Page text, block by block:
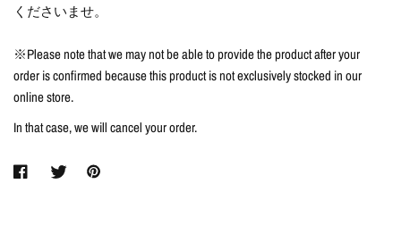
くださいませ。
※Please note that we may not be able to provide the product after your
order is confirmed because this product is not exclusively stocked in our
online store.
In that case, we will cancel your order.